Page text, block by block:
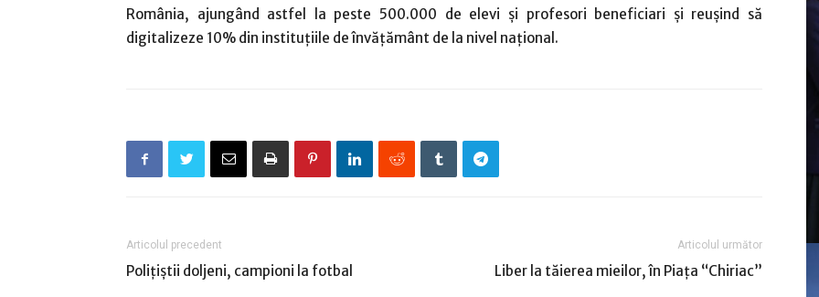
România, ajungând astfel la peste 500.000 de elevi și profesori beneficiari și reușind să
digitalizeze 10% din instituțiile de învățământ de la nivel național.
Articolul precedent
Poliţiştii doljeni, campioni la fotbal
Articolul următor
Liber la tăierea mieilor, în Piaţa “Chiriac”